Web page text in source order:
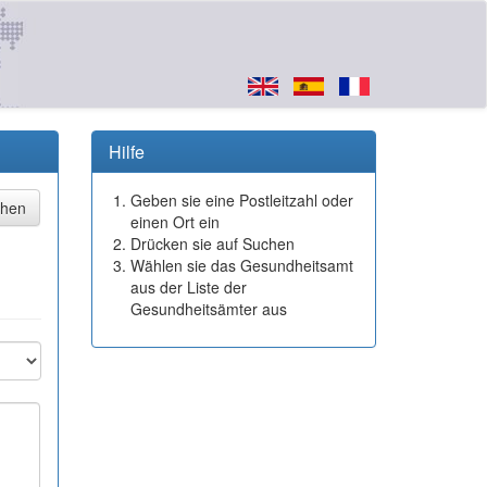
Hilfe
Geben sie eine Postleitzahl oder
einen Ort ein
Drücken sie auf Suchen
Wählen sie das Gesundheitsamt
aus der Liste der
Gesundheitsämter aus